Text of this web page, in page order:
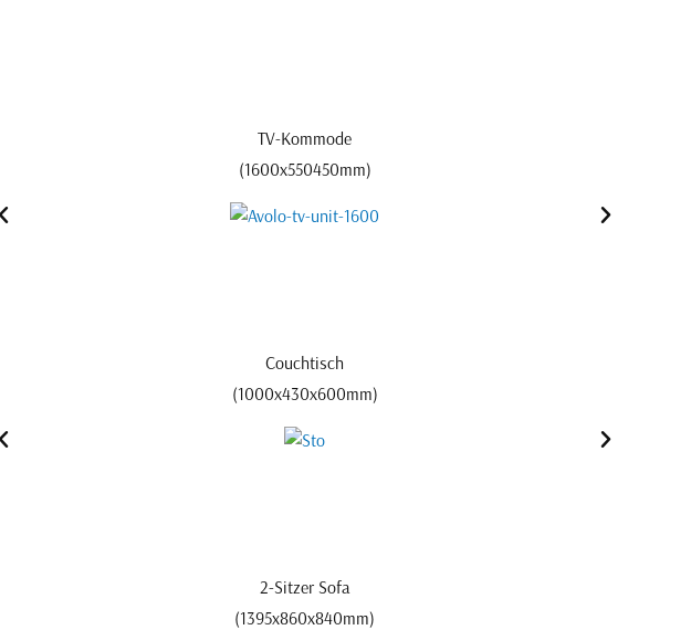
TV-Kommode
(1600x550450mm)
Couchtisch
(1000x430x600mm)
2-Sitzer Sofa
(1395x860x840mm)